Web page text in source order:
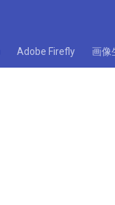
Adobe Firefly 画像